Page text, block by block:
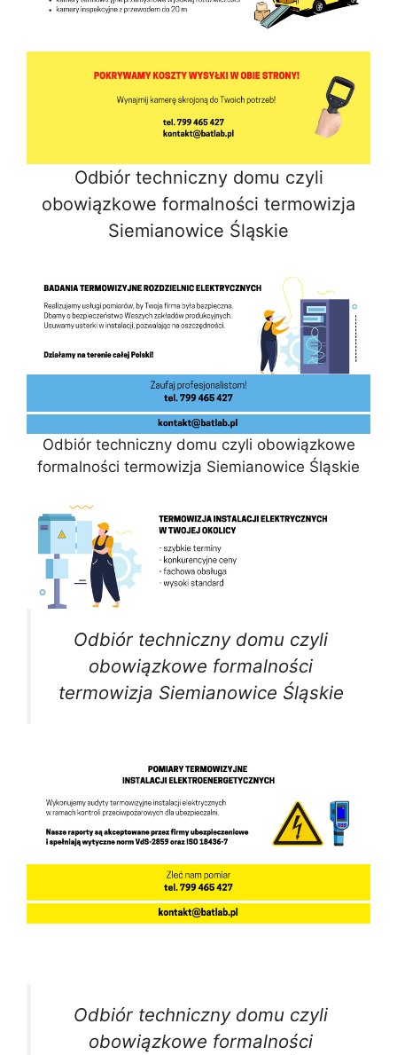
Odbiór techniczny domu czyli
obowiązkowe formalności termowizja
Siemianowice Śląskie
Odbiór techniczny domu czyli obowiązkowe
formalności termowizja Siemianowice Śląskie
Odbiór techniczny domu czyli
obowiązkowe formalności
termowizja Siemianowice Śląskie
Odbiór techniczny domu czyli
obowiązkowe formalności